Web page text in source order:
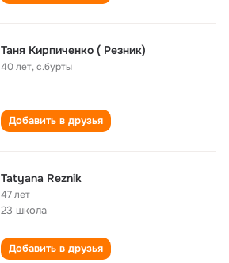
Таня Кирпиченко ( Резник)
40 лет,с.бурты
Добавить в друзья
Tatyana Reznik
47 лет
23 школа
Добавить в друзья